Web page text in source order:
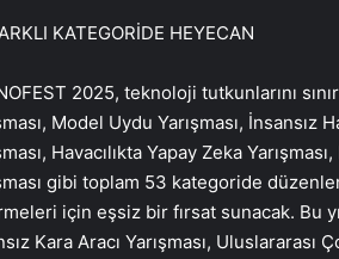
KATEGORİDE HEYECAN
2025, teknoloji tutkunlarını
Model Uydu Yarışması, İnsansız
Havacılıkta Yapay Zeka
gibi toplam 53 kategoride
için eşsiz bir fırsat sunacak. Bu
Kara Aracı Yarışması,